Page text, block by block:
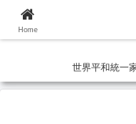
世界平和統一
Home